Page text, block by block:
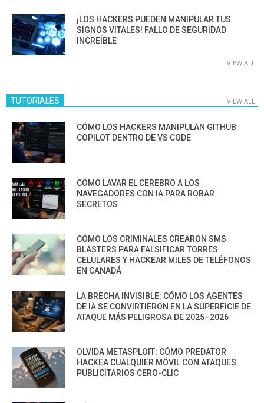
¡LOS HACKERS PUEDEN MANIPULAR TUS
SIGNOS VITALES! FALLO DE SEGURIDAD
INCREÍBLE
VIEW ALL
TUTORIALES VIEW ALL
CÓMO LOS HACKERS MANIPULAN GITHUB
COPILOT DENTRO DE VS CODE
CÓMO LAVAR EL CEREBRO A LOS
NAVEGADORES CON IA PARA ROBAR
SECRETOS
CÓMO LOS CRIMINALES CREARON SMS
BLASTERS PARA FALSIFICAR TORRES
CELULARES Y HACKEAR MILES DE TELÉFONOS
EN CANADÁ
LA BRECHA INVISIBLE: CÓMO LOS AGENTES
DE IA SE CONVIRTIERON EN LA SUPERFICIE DE
ATAQUE MÁS PELIGROSA DE 2025–2026
OLVIDA METASPLOIT: CÓMO PREDATOR
HACKEA CUALQUIER MÓVIL CON ATAQUES
PUBLICITARIOS CERO-CLIC